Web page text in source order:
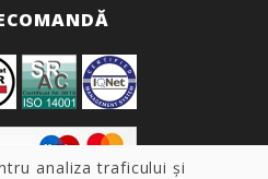
analiza traficului și